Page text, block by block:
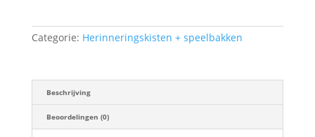
Categorie: Herinneringskisten + speelbakken
Beschrijving
Beoordelingen (0)